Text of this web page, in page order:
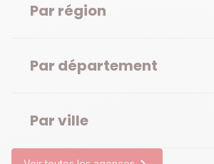
Par région
Par département
Par ville